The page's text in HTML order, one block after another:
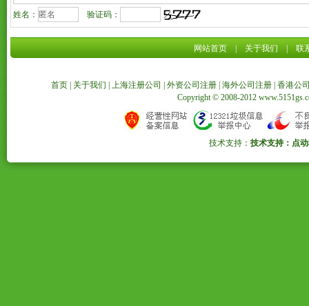
姓名： 验证码：
网站首页 关于我们 联
首页 关于我们 上海注册公司 外资公司注册 海外公司注册 香港公
Copyright © 2008-2012
技术支持： 技术支持：点